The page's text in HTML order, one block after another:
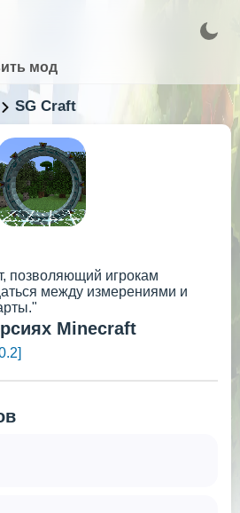
мод
SG Craft
позволяющий игрокам
между измерениями и
Minecraft